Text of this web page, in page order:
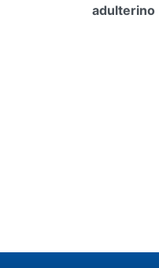
adulterino